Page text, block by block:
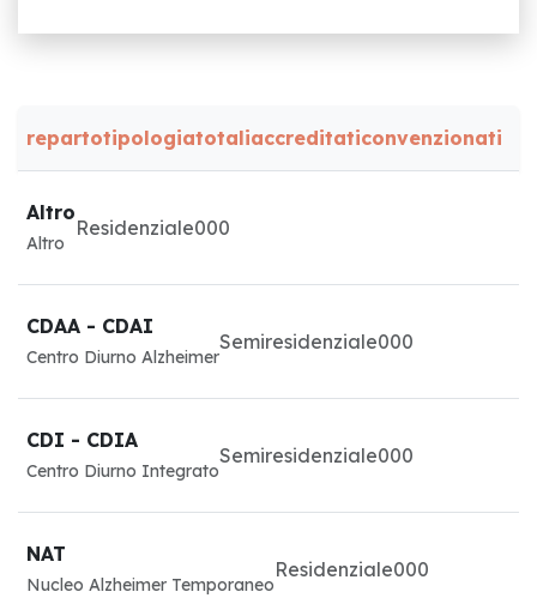
repartotipologiatotaliaccreditaticonvenzionati
Altro
Altro
Residenziale000
CDAA - CDAI
Centro Diurno Alzheimer
Semiresidenziale000
CDI - CDIA
Centro Diurno Integrato
Semiresidenziale000
NAT
Nucleo Alzheimer Temporaneo
Residenziale000